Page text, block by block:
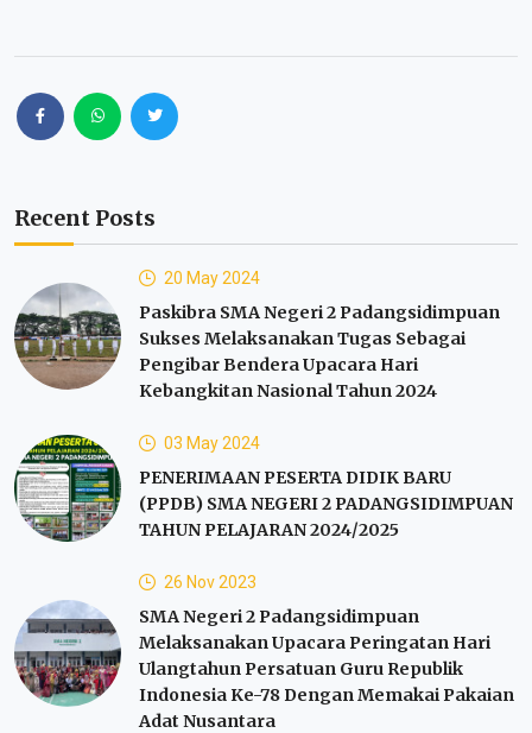
Recent Posts
20 May 2024
Paskibra SMA Negeri 2 Padangsidimpuan
Sukses Melaksanakan Tugas Sebagai
Pengibar Bendera Upacara Hari
Kebangkitan Nasional Tahun 2024
03 May 2024
PENERIMAAN PESERTA DIDIK BARU
(PPDB) SMA NEGERI 2 PADANGSIDIMPUAN
TAHUN PELAJARAN 2024/2025
26 Nov 2023
SMA Negeri 2 Padangsidimpuan
Melaksanakan Upacara Peringatan Hari
Ulangtahun Persatuan Guru Republik
Indonesia Ke-78 Dengan Memakai Pakaian
Adat Nusantara